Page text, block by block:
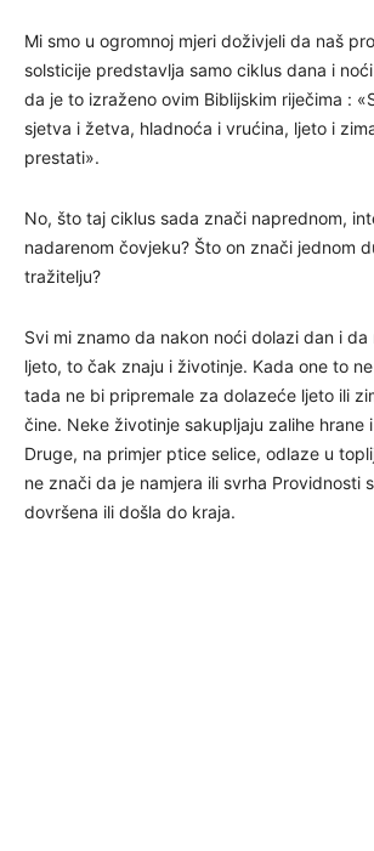
Mi smo u ogromnoj mjeri doživjeli da naš
solsticije predstavlja samo ciklus dana i
da je to izraženo ovim Biblijskim riječima :
sjetva i žetva, hladnoća i vrućina, ljeto i
prestati».
No, što taj ciklus sada znači naprednom,
nadarenom čovjeku? Što on znači jednom
tražitelju?
Svi mi znamo da nakon noći dolazi dan i
ljeto, to čak znaju i životinje. Kada one to
tada ne bi pripremale za dolazeće ljeto ili
čine. Neke životinje sakupljaju zalihe hrane
Druge, na primjer ptice selice, odlaze u
ne znači da je namjera ili svrha Providnosti
dovršena ili došla do kraja.